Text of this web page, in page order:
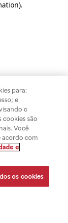
.
para:
e
o
cookies são
Você
acordo com
e
os cookies